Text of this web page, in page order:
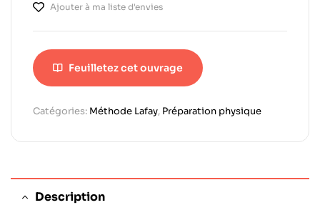
Ajouter à ma liste d'envies
Feuilletez cet ouvrage
Catégories: Méthode Lafay, Préparation physique
Description